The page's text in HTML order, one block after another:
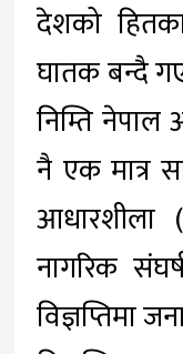
देशको
घातक बन्दै
निम्ति नेपाल
नै एक मात्र
आधारशीला
नागरिक
विज्ञप्तिमा